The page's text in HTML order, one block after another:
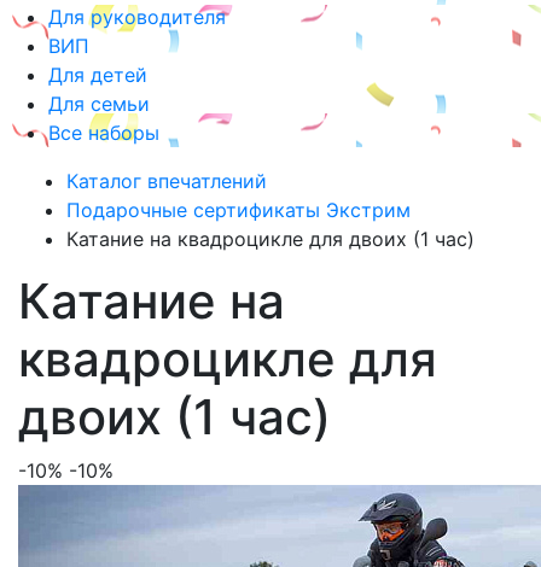
Для руководителя
ВИП
Для детей
Для семьи
Все наборы
Каталог впечатлений
Подарочные сертификаты Экстрим
Катание на квадроцикле для двоих (1 час)
Катание на
квадроцикле для
двоих (1 час)
-10% -10%